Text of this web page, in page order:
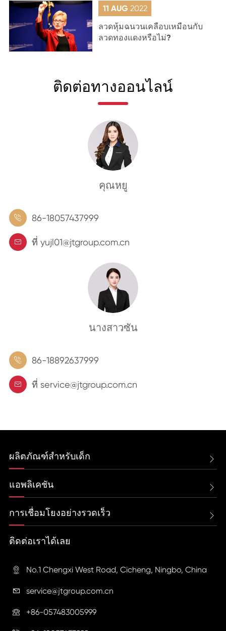
11 AUG 2022
ลวดหุ้มฉนวนเคลือบเหมือนกับ
ลวดทองแดงหรือไม่?
ติดต่อทางออนไลน์
คุณหยู
 86-18057437999
 ที่ yujl01@jtgroup.com.cn
นางสาวซัน
 86-18892637999
 ที่ service@jtgroup.com.cn
ผลิตภัณฑ์สำหรับเด็ก 
แอพลิเคชัน 
การเชื่อมโยงอย่างรวดเร็ว 
ติดต่อเราได้เลย
 No.1 Chengxi West Road, Cicheng, Ningbo, China
 service@jtgroup.com.cn
 +86-057483005999